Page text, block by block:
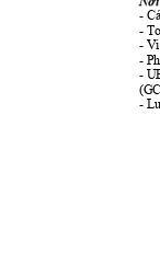
Nơi
-
-
-
-
-
-